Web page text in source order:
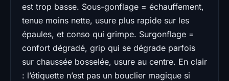
est trop basse. Sous-gonflage = échauffement,
tenue moins nette, usure plus rapide sur les
épaules, et conso qui grimpe. Surgonflage =
confort dégradé, grip qui se dégrade parfois
sur chaussée bosselée, usure au centre. En clair
: l’étiquette n’est pas un bouclier magique si